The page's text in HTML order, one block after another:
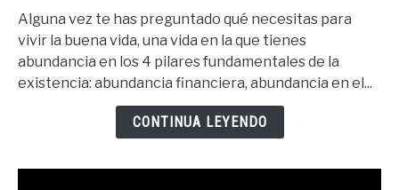
67
Pasos
Para
Alguna vez te has preguntado qué necesitas para
vivir la buena vida, una vida en la que tienes
abundancia en los 4 pilares fundamentales de la
existencia: abundancia financiera, abundancia en el...
CONTINUA LEYENDO